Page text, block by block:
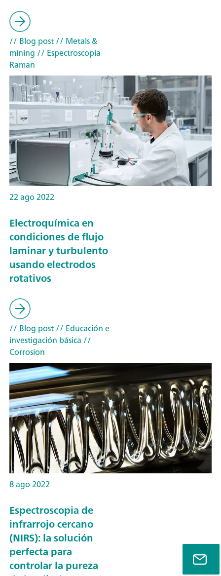
// Blog post// Metals &
mining // Espectroscopia
Raman
22 ago 2022
Electroquímica en
condiciones de flujo
laminar y turbulento
usando electrodos
rotativos
// Blog post// Educación e
investigación básica //
Corrosion
8 ago 2022
Espectroscopia de
infrarrojo cercano
(NIRS): la solución
perfecta para
controlar la pureza